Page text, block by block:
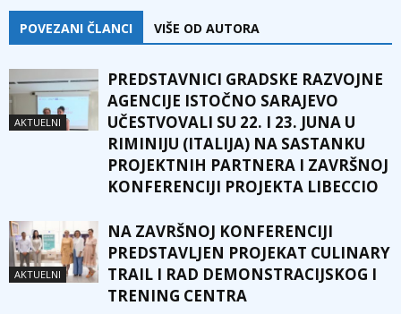
POVEZANI ČLANCI VIŠE OD AUTORA
AKTUELNI
PREDSTAVNICI GRADSKE RAZVOJNE
AGENCIJE ISTOČNO SARAJEVO
UČESTVOVALI SU 22. I 23. JUNA U
RIMINIJU (ITALIJA) NA SASTANKU
PROJEKTNIH PARTNERA I ZAVRŠNOJ
KONFERENCIJI PROJEKTA LIBECCIO
AKTUELNI
NA ZAVRŠNOJ KONFERENCIJI
PREDSTAVLJEN PROJEKAT CULINARY
TRAIL I RAD DEMONSTRACIJSKOG I
TRENING CENTRA